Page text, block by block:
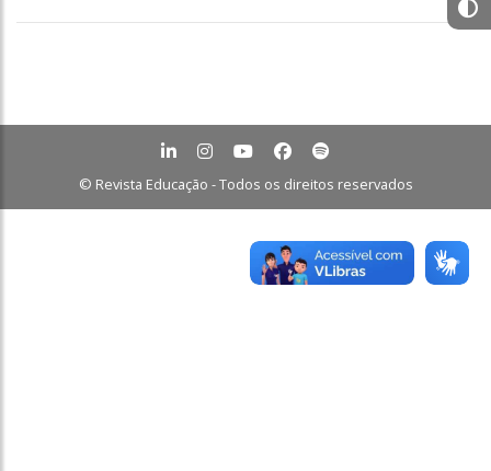
© Revista Educação - Todos os direitos reservados